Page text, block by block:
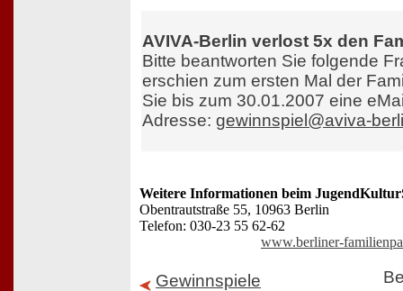
AVIVA-Berlin verlost 5x den
Bitte beantworten Sie folgende
erschien zum ersten Mal der
Sie bis zum 30.01.2007 eine
Adresse: gewinnspiel@aviva-
Weitere Informationen beim
Obentrautstraße 55, 10963 Berlin
Telefon: 030-23 55 62-62
www.berliner-
Gewinnspiele